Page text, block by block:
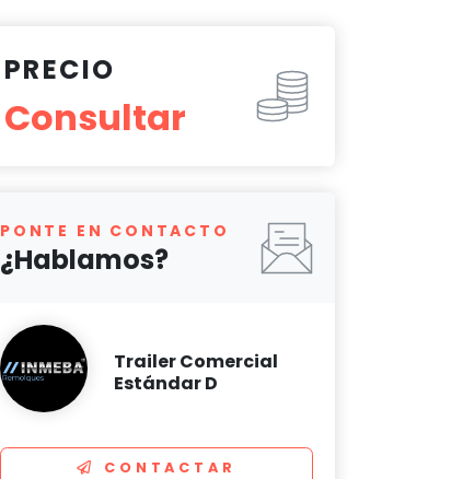
PRECIO
Consultar
PONTE EN CONTACTO
¿Hablamos?
Trailer Comercial
Estándar D
CONTACTAR